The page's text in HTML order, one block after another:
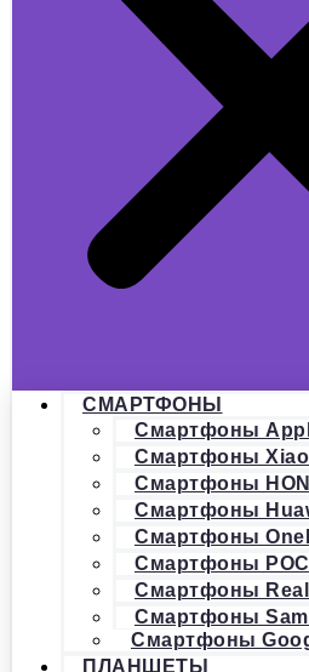
СМАРТФОНЫ
Смартфоны
Смартфоны
Смартфоны
Смартфоны
Смартфоны
Смартфоны
Смартфоны
Смартфоны
Смартфоны
ПЛАНШЕТЫ